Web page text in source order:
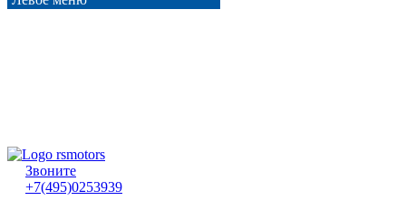
Звоните
+7(495)0253939